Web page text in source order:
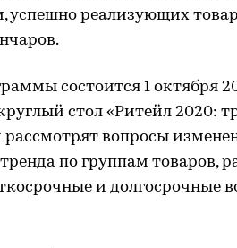
успешно реализующих
состоится 1 октября
стол «Ритейл 2020:
рассмотрят вопросы
по группам товаров,
и долгосрочные